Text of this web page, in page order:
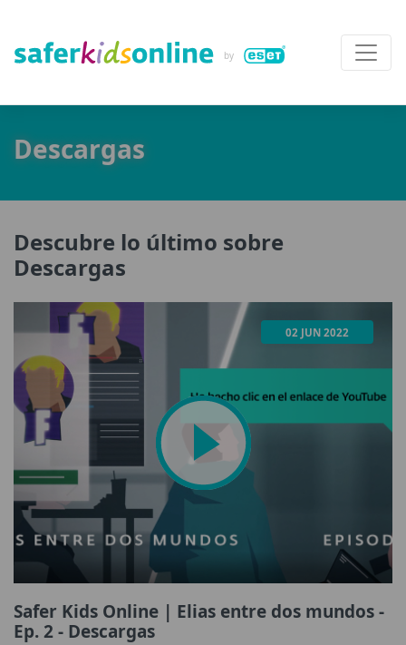
Descargas
Descubre lo último sobre
Descargas
02 JUN 2022
Safer Kids Online | Elias entre dos mundos -
Ep. 2 - Descargas